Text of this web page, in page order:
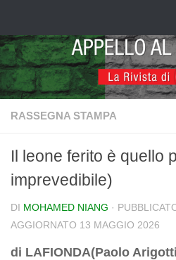
RASSEGNA STAMPA
Il leone ferito è quello
imprevedibile)
DI MOHAMED NIANG ·
AGGIORNATO 13 MAGGIO 2026
di LAFIONDA(Paolo